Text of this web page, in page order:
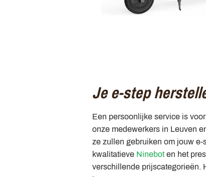
Je e-step
Een persoonlijke service is
onze medewerkers in Leuven
ze zullen gebruiken om jouw
kwalitatieve Nineboten het
verschillende prijscategorieën.